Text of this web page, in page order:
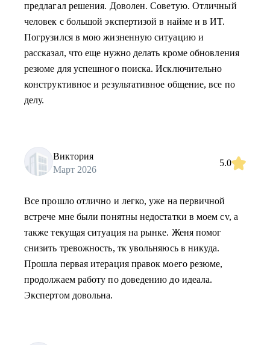
предлагал решения. Доволен. Советую. Отличный
человек с большой экспертизой в найме и в ИТ.
Погрузился в мою жизненную ситуацию и
рассказал, что еще нужно делать кроме обновления
резюме для успешного поиска. Исключительно
конструктивное и результативное общение, все по
делу.
Виктория
Март 2026
5.0
Все прошло отлично и легко, уже на первичной
встрече мне были понятны недостатки в моем cv, а
также текущая ситуация на рынке. Женя помог
снизить тревожность, тк увольняюсь в никуда.
Прошла первая итерация правок моего резюме,
продолжаем работу по доведению до идеала.
Экспертом довольна.